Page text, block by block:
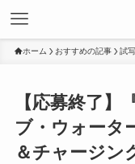
ホーム おすすめの記事 試
【応募終了
ブ・ウォータ
＆チャージン